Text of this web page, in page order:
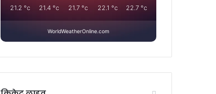
21.2 °c 21.4 °c 21.7 °c 22.1 °c 22.7 °c
WorldWeatherOnline.com